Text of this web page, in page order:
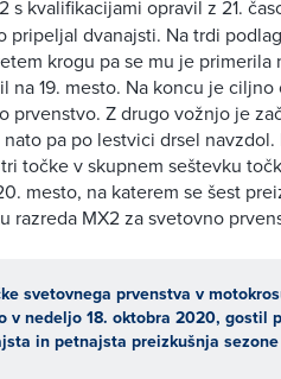
s kvalifikacijami opravil z 21.
dvanajsti. Na trdi
krogu pa se mu je primerila
19. mesto. Na koncu je
prvenstvo. Z drugo vožnjo je
pa po lestvici drsel
točke v skupnem seštevku
mesto, na katerem se šest
razreda MX2 za svetovno
svetovnega prvenstva v
v nedeljo 18. oktobra 2020, gostil
in petnajsta preizkušnja